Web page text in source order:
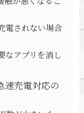
電されない場合
なアプリを消し
速充電対応の